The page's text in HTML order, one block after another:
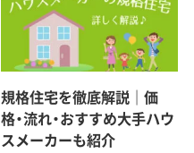
規格住宅を徹底解説｜価
格・流れ・おすすめ大手ハウ
スメーカーも紹介